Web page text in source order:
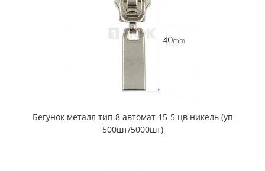
Бегунок металл тип 8 автомат 15-5 цв никель (уп
500шт/5000шт)